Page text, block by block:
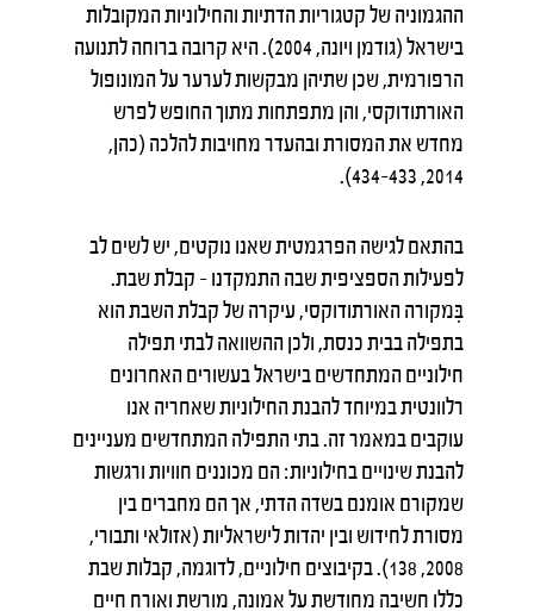
ההגמוניה של קטגוריות הדתיות והחילוניות המקובלות
בישראל (גודמן ויונה, 2004). היא קרובה ברוחה לתנועה
הרפורמית, שכן שתיהן מבקשות לערער על המונופול
האורתודוקסי, והן מתפתחות מתוך החופש לפרש
מחדש את המסורת ובהעדר מחויבות להלכה (כהן,
2014, 433–434).
בהתאם לגישה הפרגמטית שאנו נוקטים, יש לשים לב
לפעילות הספציפית שבה התמקדנו – קבלת שבת.
בִּמקורה האורתודוקסי, עיקרה של קבלת השבת הוא
בתפילה בבית כנסת, ולכן ההשוואה לבתי תפילה
חילוניים המתחדשים בישראל בעשורים האחרונים
רלוונטית במיוחד להבנת החילוניות שאחריה אנו
עוקבים במאמר זה. בתי התפילה המתחדשים מעניינים
להבנת שינויים בחילוניות: הם מכוננים חוויות ורגשות
שמקורם אומנם בשדה הדתי, אך הם מחברים בין
מסורת לחידוש ובין יהדות לישראליות (אזולאי ותבורי,
2008, 138). בקיבוצים חילוניים, לדוגמה, קבלות שבת
כללו חשיבה מחודשת על אמונה, מורשת ואורח חיים